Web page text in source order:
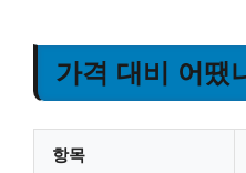
가격 대비 어땠
항목